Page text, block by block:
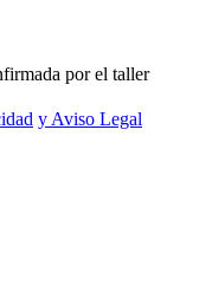
por el taller
y Aviso Legal